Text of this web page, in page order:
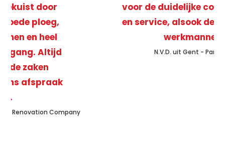
voor de duidelijke communicatie
en service, alsook de vriendelijke